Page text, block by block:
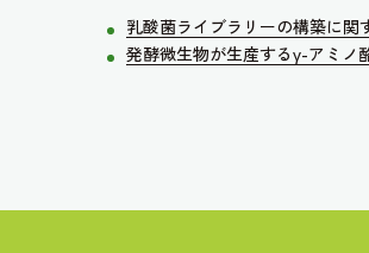
乳酸菌ライブラリーの構築に関
発酵微生物が生産するγ-アミノ